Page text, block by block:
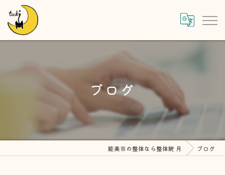
ブログ
能美市の整体なら整体院 月 ブログ